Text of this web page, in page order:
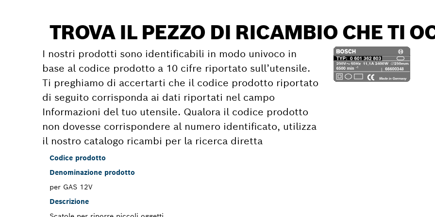
TROVA IL PEZZO DI RICAMBIO CHE TI
I nostri prodotti sono identificabili in modo univoco in
base al codice prodotto a 10 cifre riportato sull’utensile.
Ti preghiamo di accertarti che il codice prodotto riportato
di seguito corrisponda ai dati riportati nel campo
Informazioni del tuo utensile. Qualora il codice prodotto
non dovesse corrispondere al numero identificato, utilizza
il nostro catalogo ricambi per la ricerca diretta
Codice prodotto
Denominazione prodotto
per GAS 12V
Descrizione